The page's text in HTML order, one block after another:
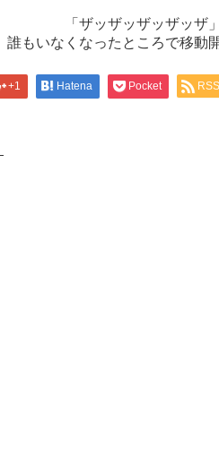
「ザッザッザッザッザ」
誰もいなくなったところで移動
+1 Hatena Pocket RSS